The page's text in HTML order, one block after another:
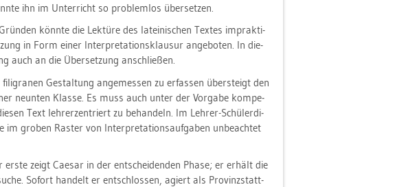
ihn im Un­ter­richt so pro­blem­los über­set­zen.
könn­te die Lek­tü­re des la­tei­ni­schen Tex­tes im­prak­ti­
in Form einer In­ter­pre­ta­ti­ons­klau­sur an­ge­bo­ten. In die­
auch an die Über­set­zung an­schlie­ßen.
Ge­stal­tung an­ge­mes­sen zu er­fas­sen über­steigt den
neun­ten Klas­se. Es muss auch unter der Vor­ga­be kom­pe­
Text leh­rer­zen­triert zu be­han­deln. Im Leh­rer-Schü­ler­di­
im gro­ben Ras­ter von In­ter­pre­ta­ti­ons­auf­ga­ben un­be­ach­tet
zeigt Cae­sar in der ent­schei­den­den Phase; er er­hält die
So­fort han­delt er ent­schlos­sen, agiert als Pro­vinz­statt­